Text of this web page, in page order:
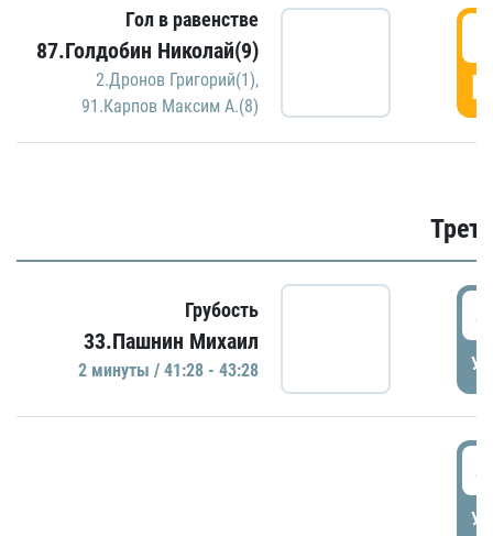
Гол в равенстве
87.Голдобин Николай(9)
2.Дронов Григорий(1),
91.Карпов Максим А.(8)
Грубость
33.Пашнин Михаил
2 минуты / 41:28 - 43:28